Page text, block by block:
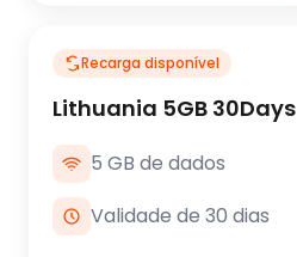
Recarga disponível
Lithuania 5GB 30Days
5 GB de dados
Validade de 30 dias